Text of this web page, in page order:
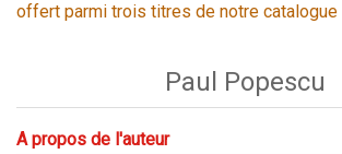
offert parmi trois titres de notre catalogue
Paul Popescu
A propos de l'auteur